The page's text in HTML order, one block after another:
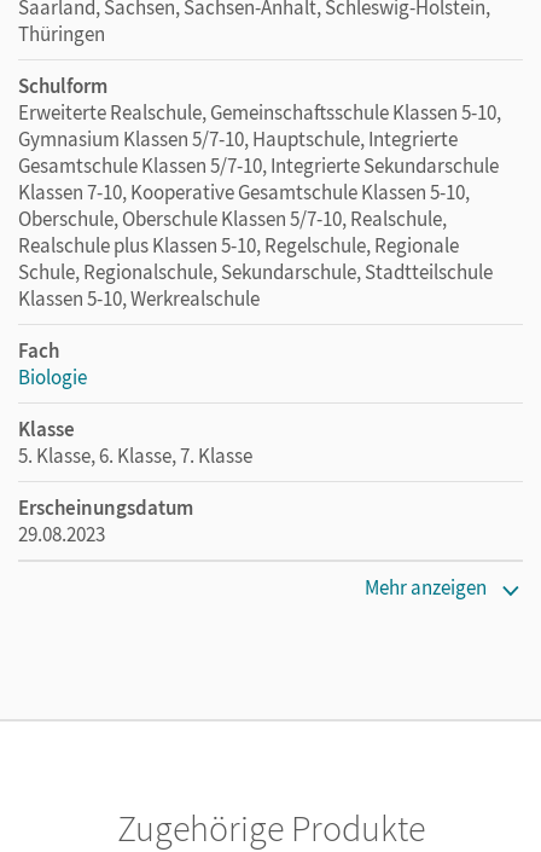
Saarland, Sachsen, Sachsen-Anhalt, Schleswig-Holstein,
Thüringen
Schulform
Erweiterte Realschule, Gemeinschaftsschule Klassen 5-10,
Gymnasium Klassen 5/7-10, Hauptschule, Integrierte
Gesamtschule Klassen 5/7-10, Integrierte Sekundarschule
Klassen 7-10, Kooperative Gesamtschule Klassen 5-10,
Oberschule, Oberschule Klassen 5/7-10, Realschule,
Realschule plus Klassen 5-10, Regelschule, Regionale
Schule, Regionalschule, Sekundarschule, Stadtteilschule
Klassen 5-10, Werkrealschule
Fach
Biologie
Klasse
5. Klasse, 6. Klasse, 7. Klasse
Erscheinungsdatum
29.08.2023
Mehr anzeigen
Zugehörige Produkte